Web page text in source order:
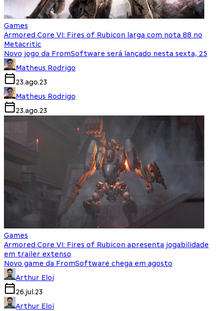
Games
Armored Core VI: Fires of Rubicon larga com nota 88 no
Metacritic
Novo jogo da FromSoftware será lançado nesta sexta, 25
Matheus Rodrigo
23.ago.23
Matheus Rodrigo
23.ago.23
Games
Armored Core VI: Fires of Rubicon apresenta jogabilidade
em trailer extenso
Novo game da FromSoftware chega em agosto
Arthur Eloi
26.jul.23
Arthur Eloi